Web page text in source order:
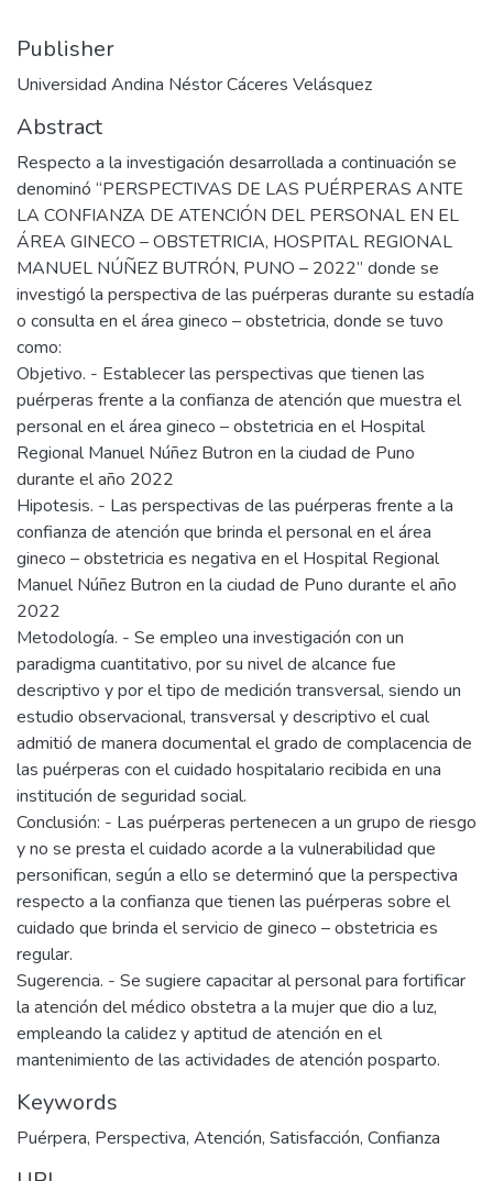
Publisher
Universidad Andina Néstor Cáceres Velásquez
Abstract
Respecto a la investigación desarrollada a continuación se
denominó “PERSPECTIVAS DE LAS PUÉRPERAS ANTE
LA CONFIANZA DE ATENCIÓN DEL PERSONAL EN EL
ÁREA GINECO – OBSTETRICIA, HOSPITAL REGIONAL
MANUEL NÚÑEZ BUTRÓN, PUNO – 2022” donde se
investigó la perspectiva de las puérperas durante su estadía
o consulta en el área gineco – obstetricia, donde se tuvo
como:
Objetivo. - Establecer las perspectivas que tienen las
puérperas frente a la confianza de atención que muestra el
personal en el área gineco – obstetricia en el Hospital
Regional Manuel Núñez Butron en la ciudad de Puno
durante el año 2022
Hipotesis. - Las perspectivas de las puérperas frente a la
confianza de atención que brinda el personal en el área
gineco – obstetricia es negativa en el Hospital Regional
Manuel Núñez Butron en la ciudad de Puno durante el año
2022
Metodología. - Se empleo una investigación con un
paradigma cuantitativo, por su nivel de alcance fue
descriptivo y por el tipo de medición transversal, siendo un
estudio observacional, transversal y descriptivo el cual
admitió de manera documental el grado de complacencia de
las puérperas con el cuidado hospitalario recibida en una
institución de seguridad social.
Conclusión: - Las puérperas pertenecen a un grupo de riesgo
y no se presta el cuidado acorde a la vulnerabilidad que
personifican, según a ello se determinó que la perspectiva
respecto a la confianza que tienen las puérperas sobre el
cuidado que brinda el servicio de gineco – obstetricia es
regular.
Sugerencia. - Se sugiere capacitar al personal para fortificar
la atención del médico obstetra a la mujer que dio a luz,
empleando la calidez y aptitud de atención en el
mantenimiento de las actividades de atención posparto.
Keywords
Puérpera, Perspectiva, Atención, Satisfacción, Confianza